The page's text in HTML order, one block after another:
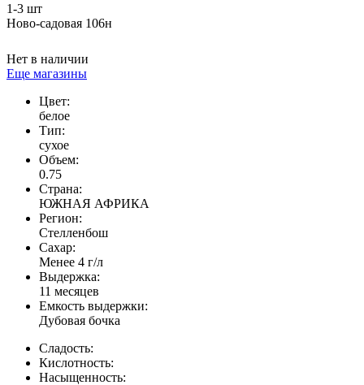
1-3 шт
Ново-садовая 106н
Нет в наличии
Еще магазины
Цвет:
белое
Тип:
сухое
Объем:
0.75
Страна:
ЮЖНАЯ АФРИКА
Регион:
Стелленбош
Сахар:
Менее 4 г/л
Выдержка:
11 месяцев
Емкость выдержки:
Дубовая бочка
Сладость:
Кислотность:
Насыщенность: